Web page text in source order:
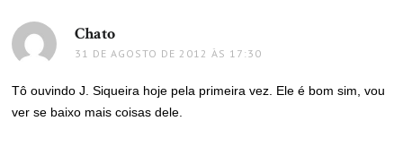
Chato
31 DE AGOSTO DE 2012 ÀS 17:30
Tô ouvindo J. Siqueira hoje pela primeira vez. Ele é bom sim, vou
ver se baixo mais coisas dele.